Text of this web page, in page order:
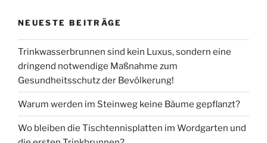
NEUESTE BEITRÄGE
Trinkwasserbrunnen sind kein Luxus, sondern eine
dringend notwendige Maßnahme zum
Gesundheitsschutz der Bevölkerung!
Warum werden im Steinweg keine Bäume gepflanzt?
Wo bleiben die Tischtennisplatten im Wordgarten und